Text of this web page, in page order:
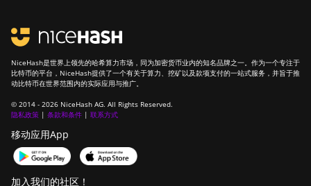
NiceHash是世界上领先的哈希算力市场，同为加密货币业内的知名品牌之一。作为一个专注于
比特币的平台，NiceHash提供了一个有关于算力、挖矿以及款项支付的一站式服务，并旨于推
动比特币在世界范围内的实际应用与推广。
© 2014 - 2026 NiceHash AG. All Rights Reserved.
隐私政策 | 条款和条件 | 联系方式
移动应用App
加入我们的社区！